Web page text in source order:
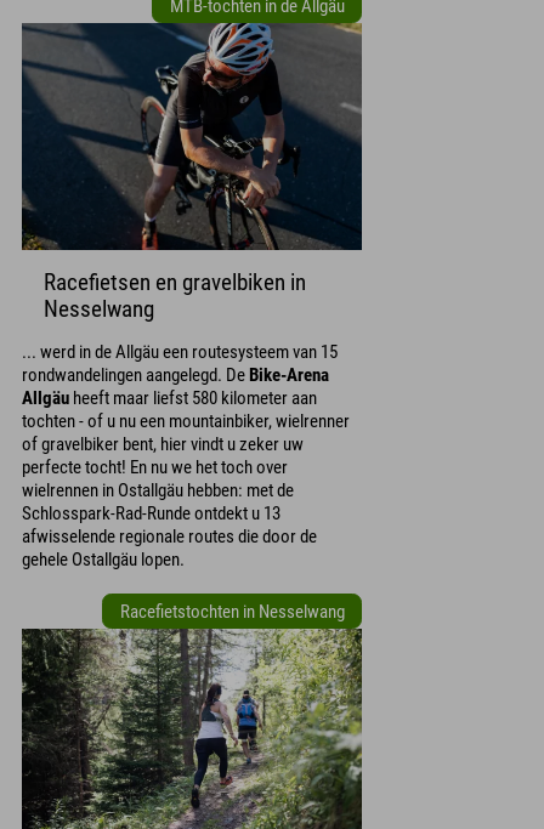
MTB-tochten in de Allgäu
Racefietsen en gravelbiken in
Nesselwang
... werd in de Allgäu een routesysteem van 15
rondwandelingen aangelegd. De Bike-Arena
Allgäu heeft maar liefst 580 kilometer aan
tochten - of u nu een mountainbiker, wielrenner
of gravelbiker bent, hier vindt u zeker uw
perfecte tocht! En nu we het toch over
wielrennen in Ostallgäu hebben: met de
Schlosspark-Rad-Runde ontdekt u 13
afwisselende regionale routes die door de
gehele Ostallgäu lopen.
Racefietstochten in Nesselwang